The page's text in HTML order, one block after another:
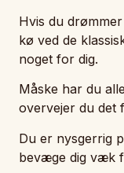
Hvis du
kø ved de
noget for dig.
Måske har du
overvejer du det
Du er nysgerrig
bevæge dig væk